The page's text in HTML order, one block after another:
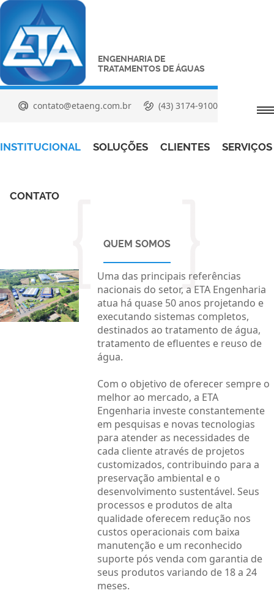
ENGENHARIA DE
TRATAMENTOS DE ÁGUAS
contato@etaeng.com.br (43) 3174-9100
INSTITUCIONAL SOLUÇÕES CLIENTES SERVIÇOS
CONTATO
QUEM SOMOS
Uma das principais referências
nacionais do setor, a ETA Engenharia
atua há quase 50 anos projetando e
executando sistemas completos,
destinados ao tratamento de água,
tratamento de efluentes e reuso de
água.
Com o objetivo de oferecer sempre o
melhor ao mercado, a ETA
Engenharia investe constantemente
em pesquisas e novas tecnologias
para atender as necessidades de
cada cliente através de projetos
customizados, contribuindo para a
preservação ambiental e o
desenvolvimento sustentável. Seus
processos e produtos de alta
qualidade oferecem redução nos
custos operacionais com baixa
manutenção e um reconhecido
suporte pós venda com garantia de
seus produtos variando de 18 a 24
meses.